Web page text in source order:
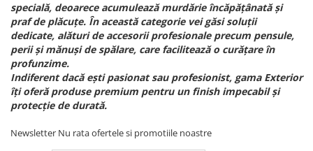
specială, deoarece acumulează murdărie încăpățânată și
praf de plăcuțe. În această categorie vei găsi soluții
dedicate, alături de accesorii profesionale precum pensule,
perii și mănuși de spălare, care facilitează o curățare în
profunzime.
Indiferent dacă ești pasionat sau profesionist, gama Exterior
îți oferă produse premium pentru un finish impecabil și
protecție de durată.
Newsletter Nu rata ofertele si promotiile noastre